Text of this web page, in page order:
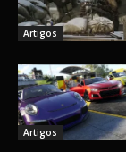
Artigos
Artigos